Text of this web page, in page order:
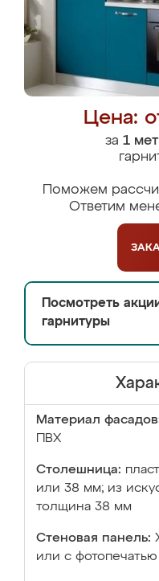
Цена:
за 1
Поможем
Ответим
Посмотреть
гарнитуры
Материал
ПВХ
Столешница:
или 38 мм; из
толщина 38 мм
Стеновая панель:
или с фотопечатью